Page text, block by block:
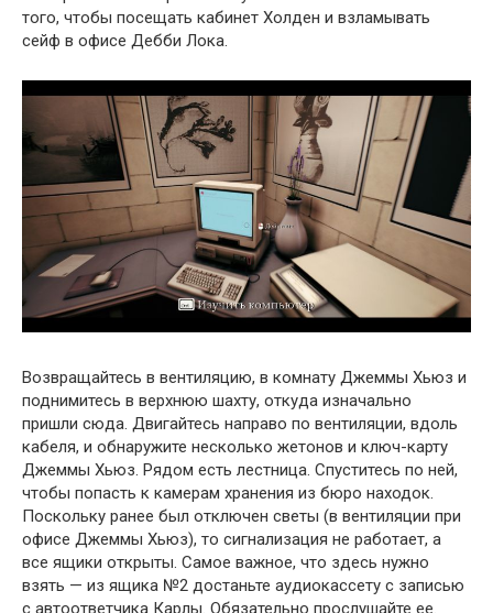
того, чтобы посещать кабинет Холден и взламывать
сейф в офисе Дебби Лока.
Возвращайтесь в вентиляцию, в комнату Джеммы Хьюз и
поднимитесь в верхнюю шахту, откуда изначально
пришли сюда. Двигайтесь направо по вентиляции, вдоль
кабеля, и обнаружите несколько жетонов и ключ-карту
Джеммы Хьюз. Рядом есть лестница. Спуститесь по ней,
чтобы попасть к камерам хранения из бюро находок.
Поскольку ранее был отключен светы (в вентиляции при
офисе Джеммы Хьюз), то сигнализация не работает, а
все ящики открыты. Самое важное, что здесь нужно
взять — из ящика №2 достаньте аудиокассету с записью
с автоответчика Карлы. Обязательно прослушайте ее.